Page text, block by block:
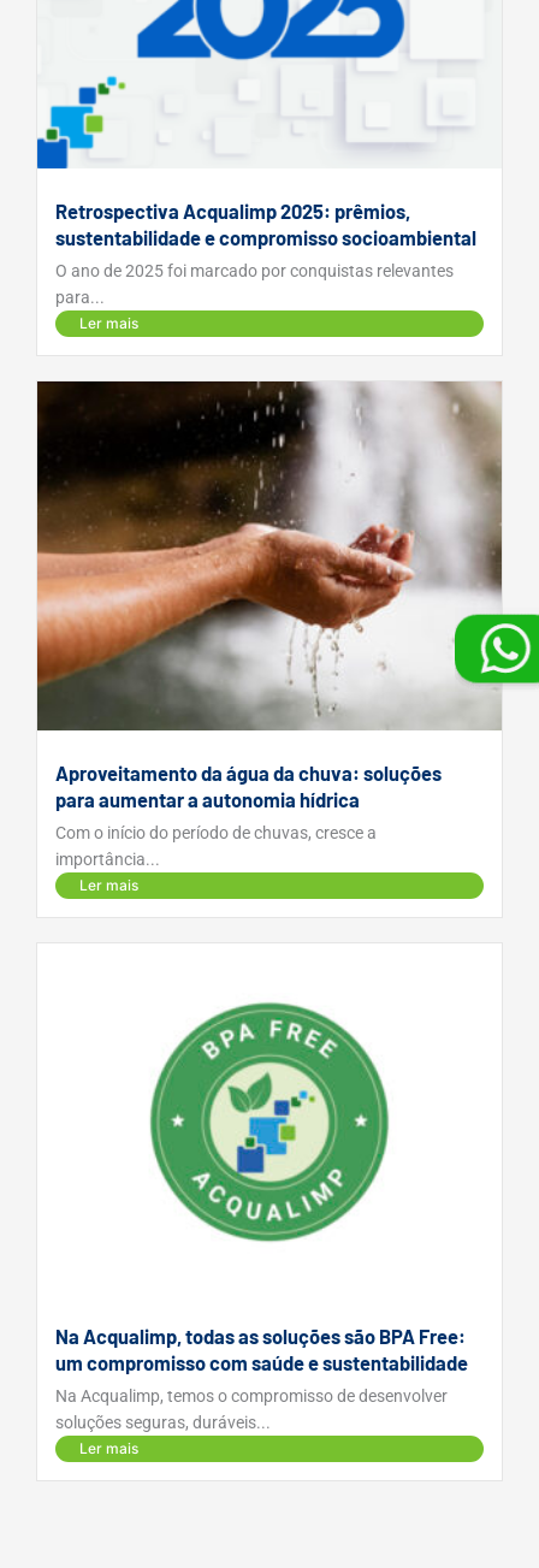
Retrospectiva Acqualimp 2025: prêmios,
sustentabilidade e compromisso socioambiental
O ano de 2025 foi marcado por conquistas relevantes
para...
Ler mais
Aproveitamento da água da chuva: soluções
para aumentar a autonomia hídrica
Com o início do período de chuvas, cresce a
importância...
Ler mais
Na Acqualimp, todas as soluções são BPA Free:
um compromisso com saúde e sustentabilidade
Na Acqualimp, temos o compromisso de desenvolver
soluções seguras, duráveis...
Ler mais